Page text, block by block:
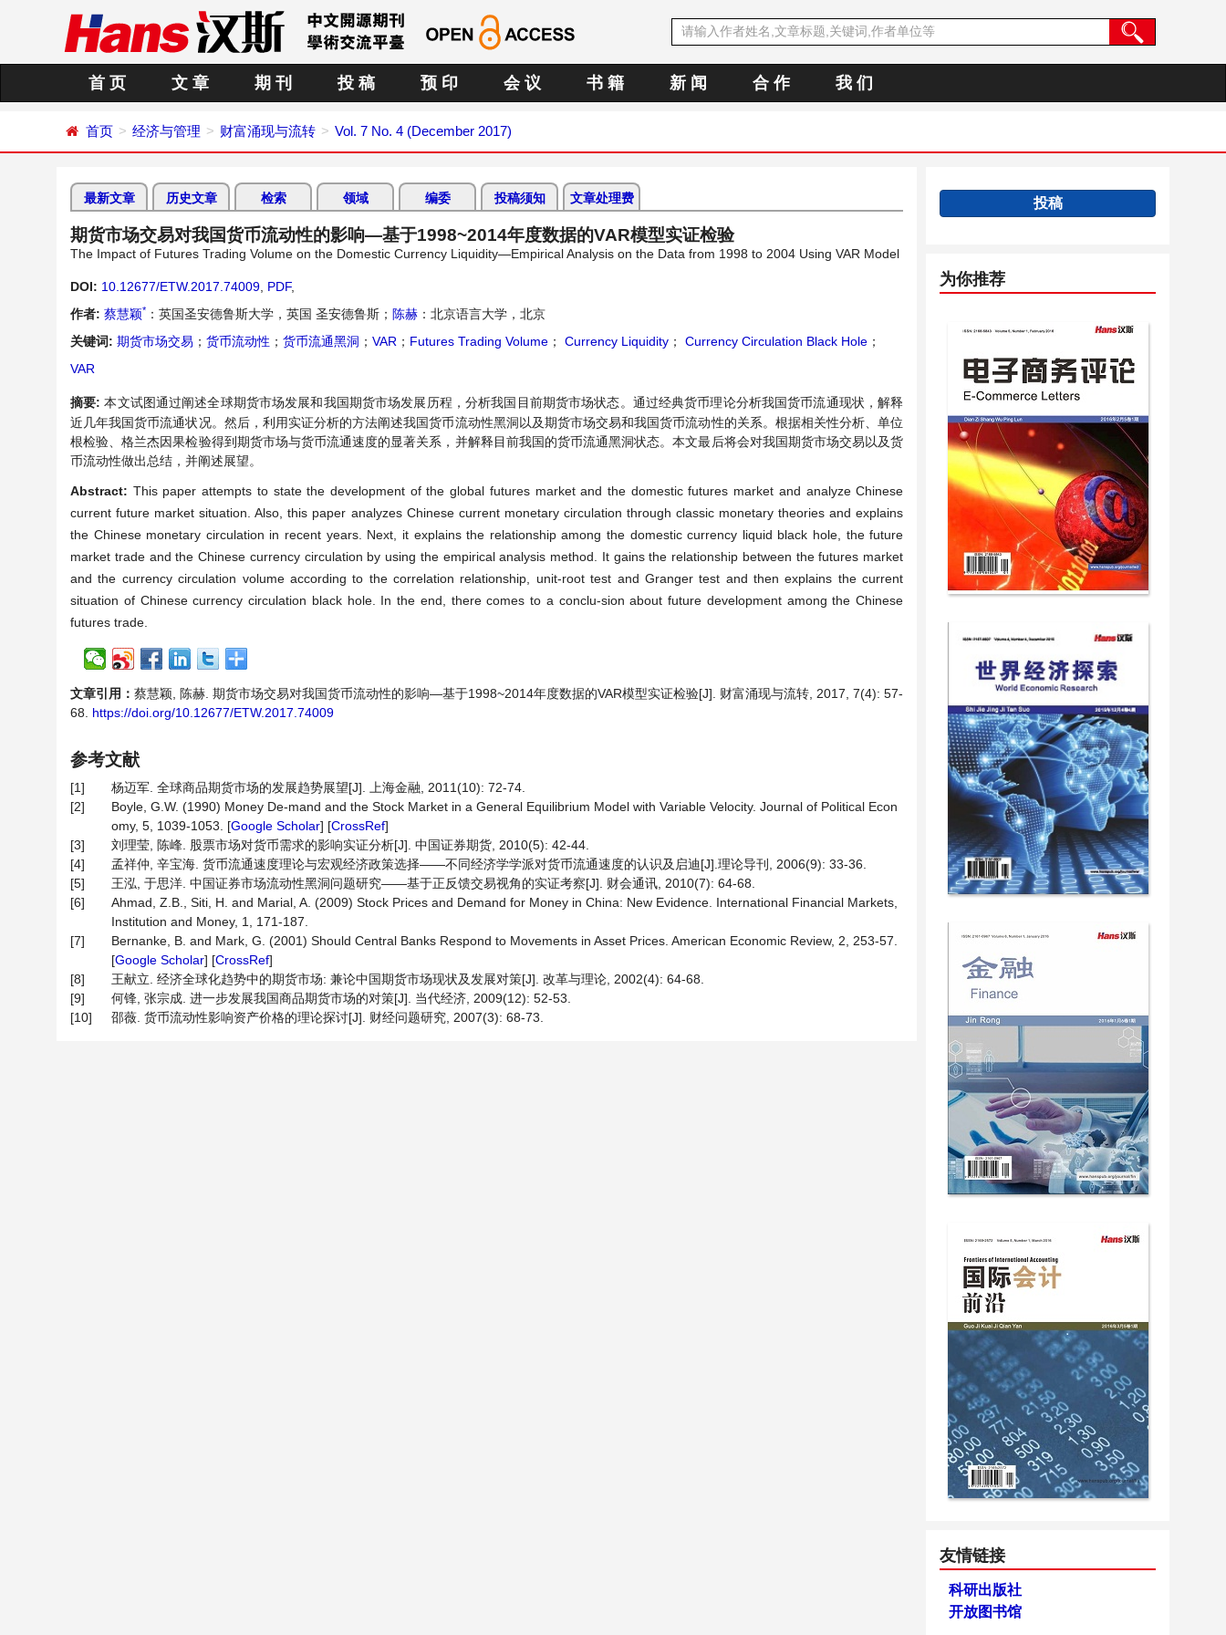
首 页 文 章 期 刊 投 稿 预 印 会 议 书 籍 新 闻 合 作 我 们
首页 经济与管理 财富涌现与流转 Vol. 7 No. 4 (December 2017)
最新文章 历史文章 检索 领域 编委 投稿须知 文章处理费
期货市场交易对我国货币流动性的影响—基于1998~2014年度数据的VAR模型实证检验
The Impact of Futures Trading Volume on the Domestic Currency Liquidity—Empirical Analysis on the Data from 1998 to 2004 Using VAR Model
DOI: 10.12677/ETW.2017.74009 PDF,
作者: 蔡慧颖* ：英国圣安德鲁斯大学，英国 圣安德鲁斯； 陈赫 ：北京语言大学，北京
关键词: 期货市场交易 ； 货币流动性 ； 货币流通黑洞 ； VAR ； Futures Trading Volume ； Currency Liquidity ； Currency Circulation Black Hole ；
VAR
摘要:本文试图通过阐述全球期货市场发展和我国期货市场发展历程，分析我国目前期货市场状态。通过经典货币理论分析我国货币流通现状，解释
近几年我国货币流通状况。然后，利用实证分析的方法阐述我国货币流动性黑洞以及期货市场交易和我国货币流动性的关系。根据相关性分析、单位
根检验、格兰杰因果检验得到期货市场与货币流通速度的显著关系，并解释目前我国的货币流通黑洞状态。本文最后将会对我国期货市场交易以及货
币流动性做出总结，并阐述展望。
Abstract: This paper attempts to state the development of the global futures market and the domestic futures market and analyze Chinese
current future market situation. Also, this paper analyzes Chinese current monetary circulation through classic monetary theories and explains
the Chinese monetary circulation in recent years. Next, it explains the relationship among the domestic currency liquid black hole, the future
market trade and the Chinese currency circulation by using the empirical analysis method. It gains the relationship between the futures market
and the currency circulation volume according to the correlation relationship, unit-root test and Granger test and then explains the current
situation of Chinese currency circulation black hole. In the end, there comes to a conclu-sion about future development among the Chinese
futures trade.
文章引用： 蔡慧颖, 陈赫. 期货市场交易对我国货币流动性的影响—基于1998~2014年度数据的VAR模型实证检验[J]. 财富涌现与流转, 2017, 7(4): 57-
68. https://doi.org/10.12677/ETW.2017.74009
参考文献
[1]
杨迈军. 全球商品期货市场的发展趋势展望[J]. 上海金融, 2011(10): 72-74.
[2]
Boyle, G.W. (1990) Money De-mand and the Stock Market in a General Equilibrium Model with Variable Velocity. Journal of Political Econ
omy, 5, 1039-1053. [Google Scholar] [CrossRef]
[3]
刘理莹, 陈峰. 股票市场对货币需求的影响实证分析[J]. 中国证券期货, 2010(5): 42-44.
[4]
孟祥仲, 辛宝海. 货币流通速度理论与宏观经济政策选择——不同经济学学派对货币流通速度的认识及启迪[J].理论导刊, 2006(9): 33-36.
[5]
王泓, 于思洋. 中国证券市场流动性黑洞问题研究——基于正反馈交易视角的实证考察[J]. 财会通讯, 2010(7): 64-68.
[6]
Ahmad, Z.B., Siti, H. and Marial, A. (2009) Stock Prices and Demand for Money in China: New Evidence. International Financial Markets,
Institution and Money, 1, 171-187.
[7]
Bernanke, B. and Mark, G. (2001) Should Central Banks Respond to Movements in Asset Prices. American Economic Review, 2, 253-57.
[Google Scholar] [CrossRef]
[8]
王献立. 经济全球化趋势中的期货市场: 兼论中国期货市场现状及发展对策[J]. 改革与理论, 2002(4): 64-68.
[9]
何锋, 张宗成. 进一步发展我国商品期货市场的对策[J]. 当代经济, 2009(12): 52-53.
[10]
邵薇. 货币流动性影响资产价格的理论探讨[J]. 财经问题研究, 2007(3): 68-73.
投稿
为你推荐
友情链接
科研出版社
开放图书馆